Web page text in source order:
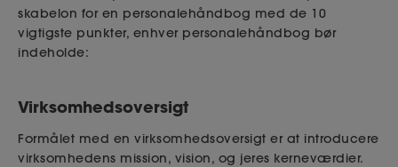
skabelon for en personalehåndbog med de 10
vigtigste punkter, enhver personalehåndbog bør
indeholde:
Virksomhedsoversigt
Formålet med en virksomhedsoversigt er at introducere
virksomhedens mission, vision, og jeres kerneværdier.